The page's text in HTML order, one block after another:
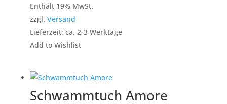
Enthält 19% MwSt.
zzgl. Versand
Lieferzeit: ca. 2-3 Werktage
Add to Wishlist
Schwammtuch Amore